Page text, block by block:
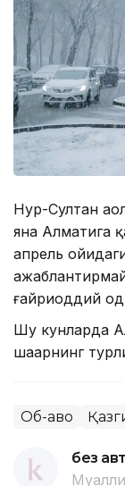
Нур-Султан
яна Алматига
апрель
ғайриоддий
Шу кунларда
шаҳарнинг
Об-ҳаво
без